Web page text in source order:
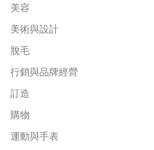
美容
美術與設計
脫毛
行銷與品牌經營
訂造
購物
運動與手表